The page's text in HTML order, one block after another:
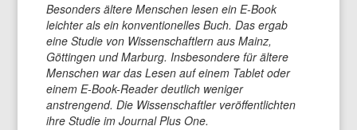
Besonders ältere Menschen lesen ein E-Book
leichter als ein konventionelles Buch. Das ergab
eine Studie von Wissenschaftlern aus Mainz,
Göttingen und Marburg. Insbesondere für ältere
Menschen war das Lesen auf einem Tablet oder
einem E-Book-Reader deutlich weniger
anstrengend. Die Wissenschaftler veröffentlichten
ihre Studie im Journal Plus One.